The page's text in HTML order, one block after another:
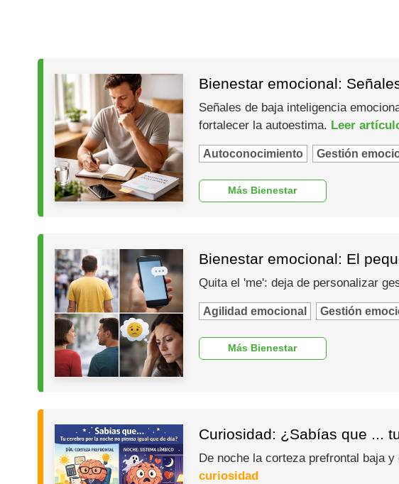
Bienestar emocional:
Señales de baja inteligencia
fortalecer la autoestima. Leer
Autoconocimiento Gestión
Más Bienestar
Bienestar emocional: El
Quita el 'me': deja de personalizar
Agilidad emocional Gestión
Más Bienestar
Curiosidad: ¿Sabías que ...
De noche la corteza prefrontal baja
curiosidad